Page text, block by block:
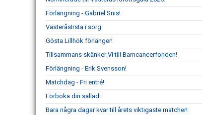
Förlängning - Gabriel Snis!
VästeråsIrsta i sorg
Gösta Lillhök förlänger!
Tillsammans skänker VI till Barncancerfonden!
Förlängning - Erik Svensson!
Matchdag - Fri entré!
Förboka din sallad!
Bara några dagar kvar till årets viktigaste matcher!